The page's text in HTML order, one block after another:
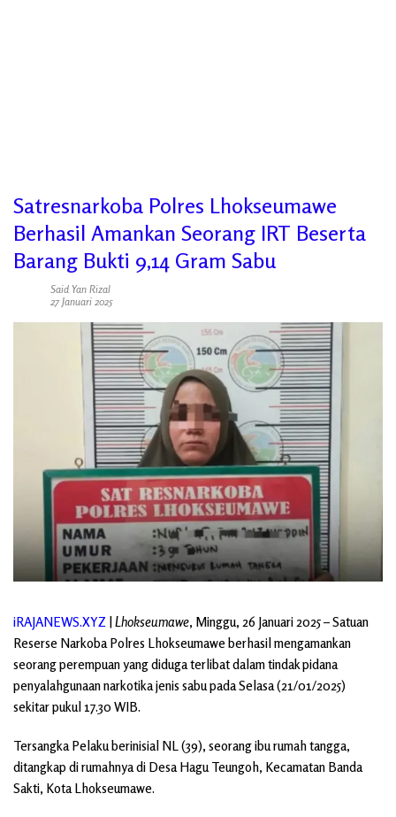
Satresnarkoba Polres Lhokseumawe
Berhasil Amankan Seorang IRT Beserta
Barang Bukti 9,14 Gram Sabu
Said Yan Rizal
27 Januari 2025
iRAJANEWS.XYZ |Lhokseumawe, Minggu, 26 Januari 2025 – Satuan
Reserse Narkoba Polres Lhokseumawe berhasil mengamankan
seorang perempuan yang diduga terlibat dalam tindak pidana
penyalahgunaan narkotika jenis sabu pada Selasa (21/01/2025)
sekitar pukul 17.30 WIB.
Tersangka Pelaku berinisial NL (39), seorang ibu rumah tangga,
ditangkap di rumahnya di Desa Hagu Teungoh, Kecamatan Banda
Sakti, Kota Lhokseumawe.